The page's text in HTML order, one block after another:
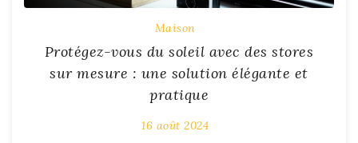
Maison
Protégez-vous du soleil avec des stores
sur mesure : une solution élégante et
pratique
16 août 2024